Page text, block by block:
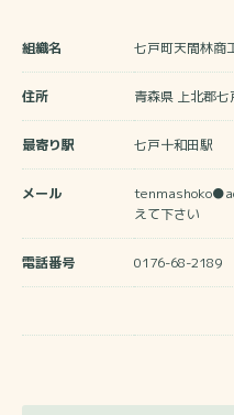
組織名 七戸町天間林商
住所 青森県 上北郡
最寄り駅 七戸十和田駅
メール
えて下さい
電話番号 0176-68-2189